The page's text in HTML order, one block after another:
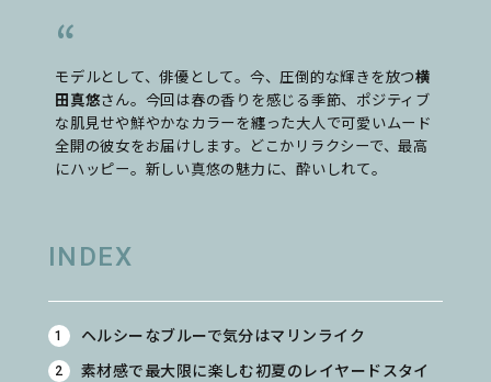
モデルとして、俳優として。今、圧倒的な輝きを放つ横
田真悠さん。今回は春の香りを感じる季節、ポジティブ
な肌見せや鮮やかなカラーを纏った大人で可愛いムード
全開の彼女をお届けします。どこかリラクシーで、最高
にハッピー。新しい真悠の魅力に、酔いしれて。
INDEX
ヘルシーなブルーで気分はマリンライク
素材感で最大限に楽しむ初夏のレイヤードスタイ